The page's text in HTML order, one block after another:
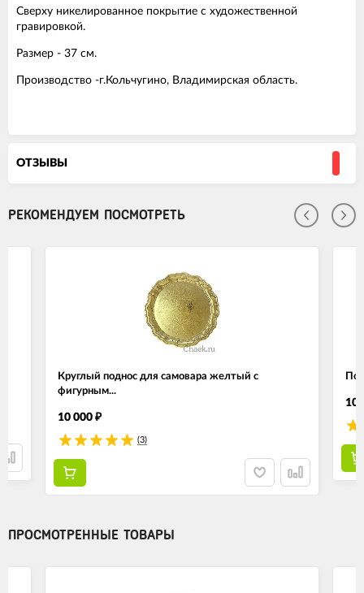
Сверху никелированное покрытие с художественной
гравировкой.
Размер - 37 см.
Производство -г.Кольчугино, Владимирская область.
ОТЗЫВЫ
РЕКОМЕНДУЕМ ПОСМОТРЕТЬ
Круглый поднос для самовара желтый с
фигурным...
10 000 ₽
(3)
10
ПРОСМОТРЕННЫЕ ТОВАРЫ